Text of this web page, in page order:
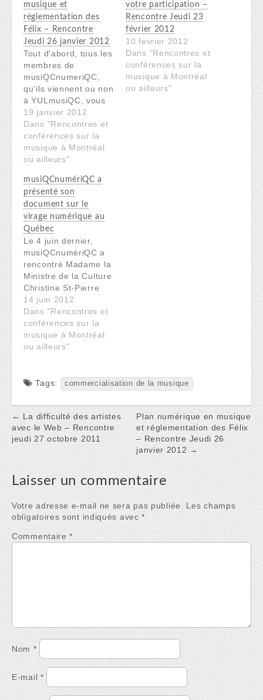
musique et
réglementation des
Félix – Rencontre
Jeudi 26 janvier 2012
Tout d'abord, tous les
membres de
musiQCnumeriQC,
qu'ils viennent ou non
à YULmusiQC, vous
souhaitent une
excellente nouvelle
année que nous
souhaitons la plus
musicale possible!
l'année, 2 sujets ont
été proposés pour
discussion : (1) Plan
numérique (lire le
rapport du CALQ et
de la SODEC.…
19 janvier 2012
Dans "Rencontres et
conférences sur la
musique à Montréal
ou ailleurs"
votre participation –
Rencontre Jeudi 23
février 2012
10 février 2012
Dans "Rencontres et
conférences sur la
musique à Montréal
ou ailleurs"
musiQCnumériQC a
présenté son
document sur le
virage numérique au
Québec
Le 4 juin dernier,
musiQCnumériQC a
rencontré Madame la
Ministre de la Culture
Christine St-Pierre
afin de lui présenter
personnellement
notre document. Vous
voulez en savoir plus
et être parmi les
rendez-vous pour
14 juin 2012
Dans "Rencontres et
conférences sur la
musique à Montréal
ou ailleurs"
Tags: commercialisation de la musique
Post
navigation
← La difficulté des artistes
avec le Web – Rencontre
jeudi 27 octobre 2011
Plan numérique en musique
et réglementation des Félix
– Rencontre Jeudi 26
janvier 2012 →
Laisser un commentaire
Votre adresse e-mail ne sera pas publiée. Les champs
obligatoires sont indiqués avec*
Commentaire*
Nom*
E-mail*